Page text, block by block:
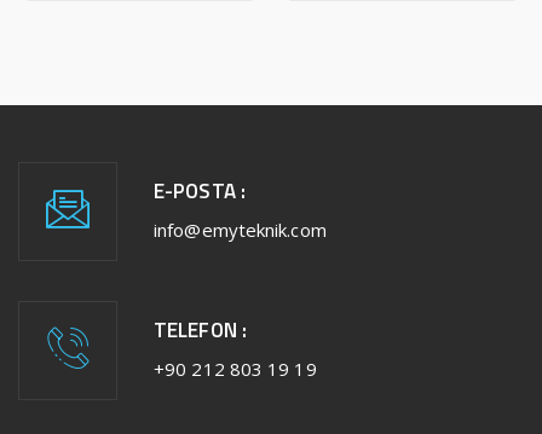
E-POSTA :
info@emyteknik.com
TELEFON :
+90 212 803 19 19